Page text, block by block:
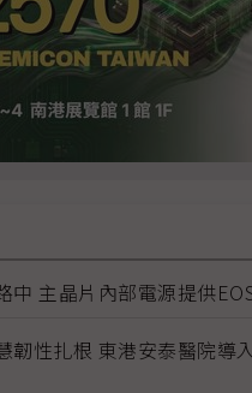
中 主晶片內部電源提供
韌性扎根 東港安泰醫院導